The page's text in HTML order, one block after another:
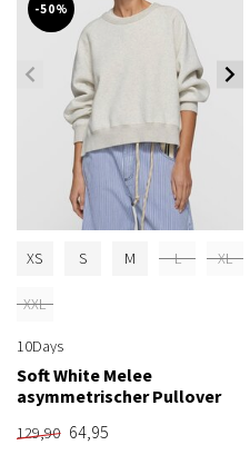
-50%
XS S M L XL
XXL
10Days
Soft White Melee
asymmetrischer Pullover
129,90 64,95